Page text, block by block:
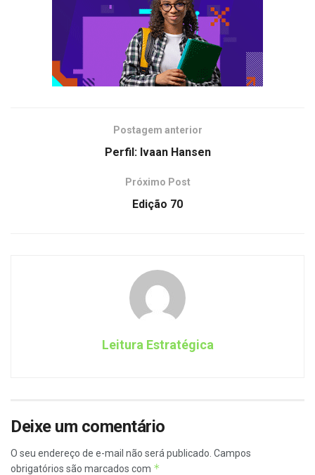
Postagem anterior
Perfil: Ivaan Hansen
Próximo Post
Edição 70
Leitura Estratégica
Deixe um comentário
O seu endereço de e-mail não será publicado. Campos
obrigatórios são marcados com *